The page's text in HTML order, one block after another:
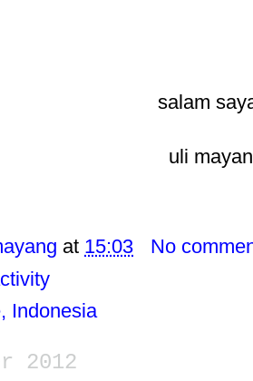
salam
uli
at 15:03
No
Indonesia
2012